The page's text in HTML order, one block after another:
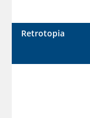
Retrotopia